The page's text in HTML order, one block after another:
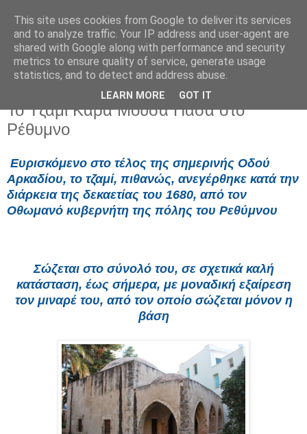
Τετάρτη 3 Σεπτεμβρίου 2025
Το Τζαμί Καρά Μουσά Πασά στο
Ρέθυμνο
Ευρισκόμενο στο τέλος της σημερινής Οδού
Αρκαδίου, το τζαμί, πιθανώς, ανεγέρθηκε κατά την
διάρκεια της δεκαετίας του 1680, από τον
Οθωμανό κυβερνήτη της πόλης του Ρεθύμνου
Σώζεται στο σύνολό του, σε σχετικά καλή
κατάσταση, έως σήμερα, με μοναδική εξαίρεση
τον μιναρέ του, από τον οποίο σώζεται μόνον η
βάση
This site uses cookies from Google to deliver its services
and to analyze traffic. Your IP address and user-agent are
shared with Google along with performance and security
metrics to ensure quality of service, generate usage
statistics, and to detect and address abuse.
LEARN MORE GOT IT